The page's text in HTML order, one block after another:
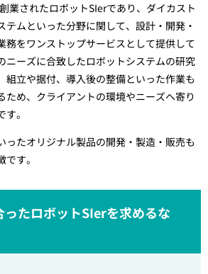
業されたロボットSIerであり、ダイカスト
テムといった分野に関して、設計・開発・
務をワンストップサービスとして提供して
ニーズに合致したロボットシステムの研究
組立や据付、導入後の整備といった作業も
ため、クライアントの環境やニーズへ寄り
。
ったオリジナル製品の開発・製造・販売も
す。
ったロボットSIerを求めるな